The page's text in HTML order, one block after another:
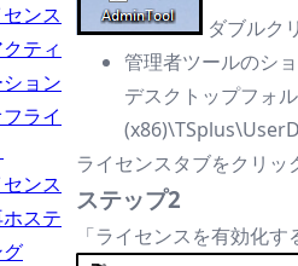
ンス
ティ
ョン
フライ
ンス
ステ
グ
ダブルク
管理者ツールのシ
デスクトップフォ
ライセンスタブをクリ
ステップ2
「ライセンスを有効化